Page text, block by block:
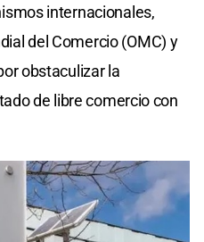
internacionales,
del Comercio (OMC) y
obstaculizar la
de libre comercio con